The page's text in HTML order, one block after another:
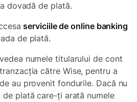
dovadă de plată.
serviciile de online banking
de plată.
numele titularului de cont
către Wise, pentru a
au provenit fondurile. Dacă nu
plată care-ți arată numele